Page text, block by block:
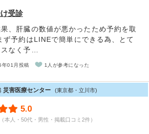
受診
、肝臓の数値が悪かったため予約を取
ず予約はLINEで簡単にできる為、とて
なく予…
01月投稿 1人が参考になった
災害医療センター (東京都・立川市)
5.0
本人・50代・男性・掲載口コミ2件）